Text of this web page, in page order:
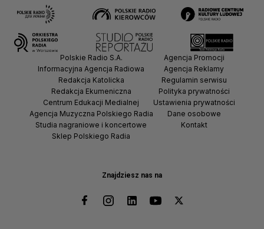
Znajdziesz nas na
Polskie Radio S.A.
Informacyjna Agencja Radiowa
Redakcja Katolicka
Redakcja Ekumeniczna
Centrum Edukacji Medialnej
Agencja Muzyczna Polskiego Radia
Studia nagraniowe i koncertowe
Sklep Polskiego Radia
Agencja Promocji
Agencja Reklamy
Regulamin serwisu
Polityka prywatności
Ustawienia prywatności
Dane osobowe
Kontakt